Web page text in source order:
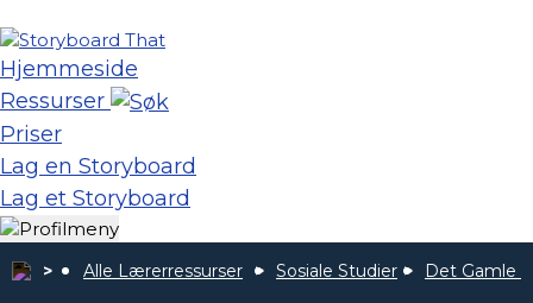
Hjemmeside
Ressurser
Priser
Lag en Storyboard
Lag et Storyboard
Alle Lærerressurser Sosiale Studier Det Gamle